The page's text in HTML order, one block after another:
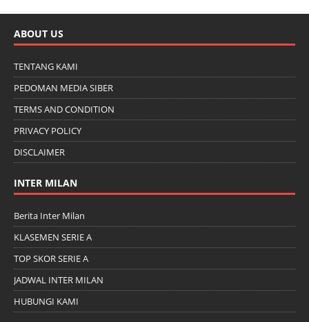
ABOUT US
TENTANG KAMI
PEDOMAN MEDIA SIBER
TERMS AND CONDITION
PRIVACY POLICY
DISCLAIMER
INTER MILAN
Berita Inter Milan
KLASEMEN SERIE A
TOP SKOR SERIE A
JADWAL INTER MILAN
HUBUNGI KAMI